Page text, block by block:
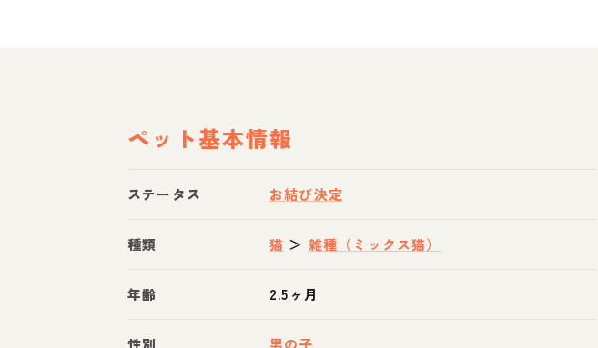
ペット基本情報
ステータス お結び決定
種類 猫 ＞ 雑種（ミックス猫）
年齢 2.5ヶ月
性別 男の子